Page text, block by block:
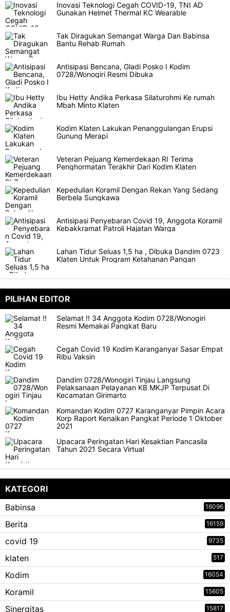
Inovasi Teknologi Cegah COVID-19, TNI AD
Gunakan Helmet Thermal KC Wearable
Tak Diragukan Semangat Warga Dan Babinsa
Bantu Rehab Rumah
Antisipasi Bencana, Gladi Posko I Kodim
0728/Wonogiri Resmi Dibuka
Ibu Hetty Andika Perkasa Silaturohmi Ke rumah
Mbah Minto Klaten
Kodim Klaten Lakukan Penanggulangan Erupsi
Gunung Merapi
Veteran Pejuang Kemerdekaan RI Terima
Penghormatan Terakhir Dari Kodim Klaten
Kepedulian Koramil Dengan Rekan Yang Sedang
Berbela Sungkawa
Antisipasi Penyebaran Covid 19, Anggota Koramil
Kebakkramat Patroli Hajatan Warga
Lahan Tidur Seluas 1,5 ha , Dibuka Dandim 0723
Klaten Untuk Program Ketahanan Pangan
PILIHAN EDITOR
Selamat !! 34 Anggota Kodim 0728/Wonogiri
Resmi Memakai Pangkat Baru
Cegah Covid 19 Kodim Karanganyar Sasar Empat
Ribu Vaksin
Dandim 0728/Wonogiri Tinjau Langsung
Pelaksanaan Pelayanan KB MKJP Terpusat Di
Kecamatan Girimarto
Komandan Kodim 0727 Karanganyar Pimpin Acara
Korp Raport Kenaikan Pangkat Periode 1 Oktober
2021
Upacara Peringatan Hari Kesaktian Pancasila
Tahun 2021 Secara Virtual
KATEGORI
Babinsa
16096
Berita 16159
covid 19 9735
klaten 517
Kodim 16054
Koramil 15605
Sinergitas 15817